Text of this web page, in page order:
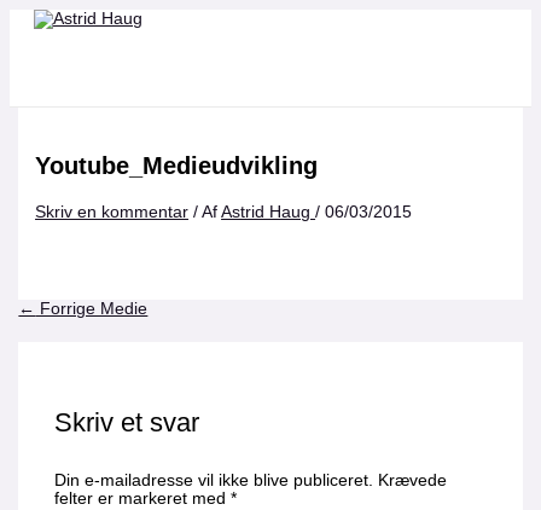
Youtube_Medieudvikling
Skriv en kommentar / AfAstrid Haug/06/03/2015
← Forrige Medie
Skriv et svar
Din e-mailadresse vil ikke blive publiceret. Krævede
felter er markeret med *
Navn*
Email*
Websted
Navn*
Email*
Websted